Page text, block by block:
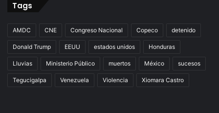
Tags
AMDC CNE Congreso Nacional Copeco detenido
Donald Trump EEUU estados unidos Honduras
Lluvias Ministerio Público muertos México sucesos
Tegucigalpa Venezuela Violencia Xiomara Castro